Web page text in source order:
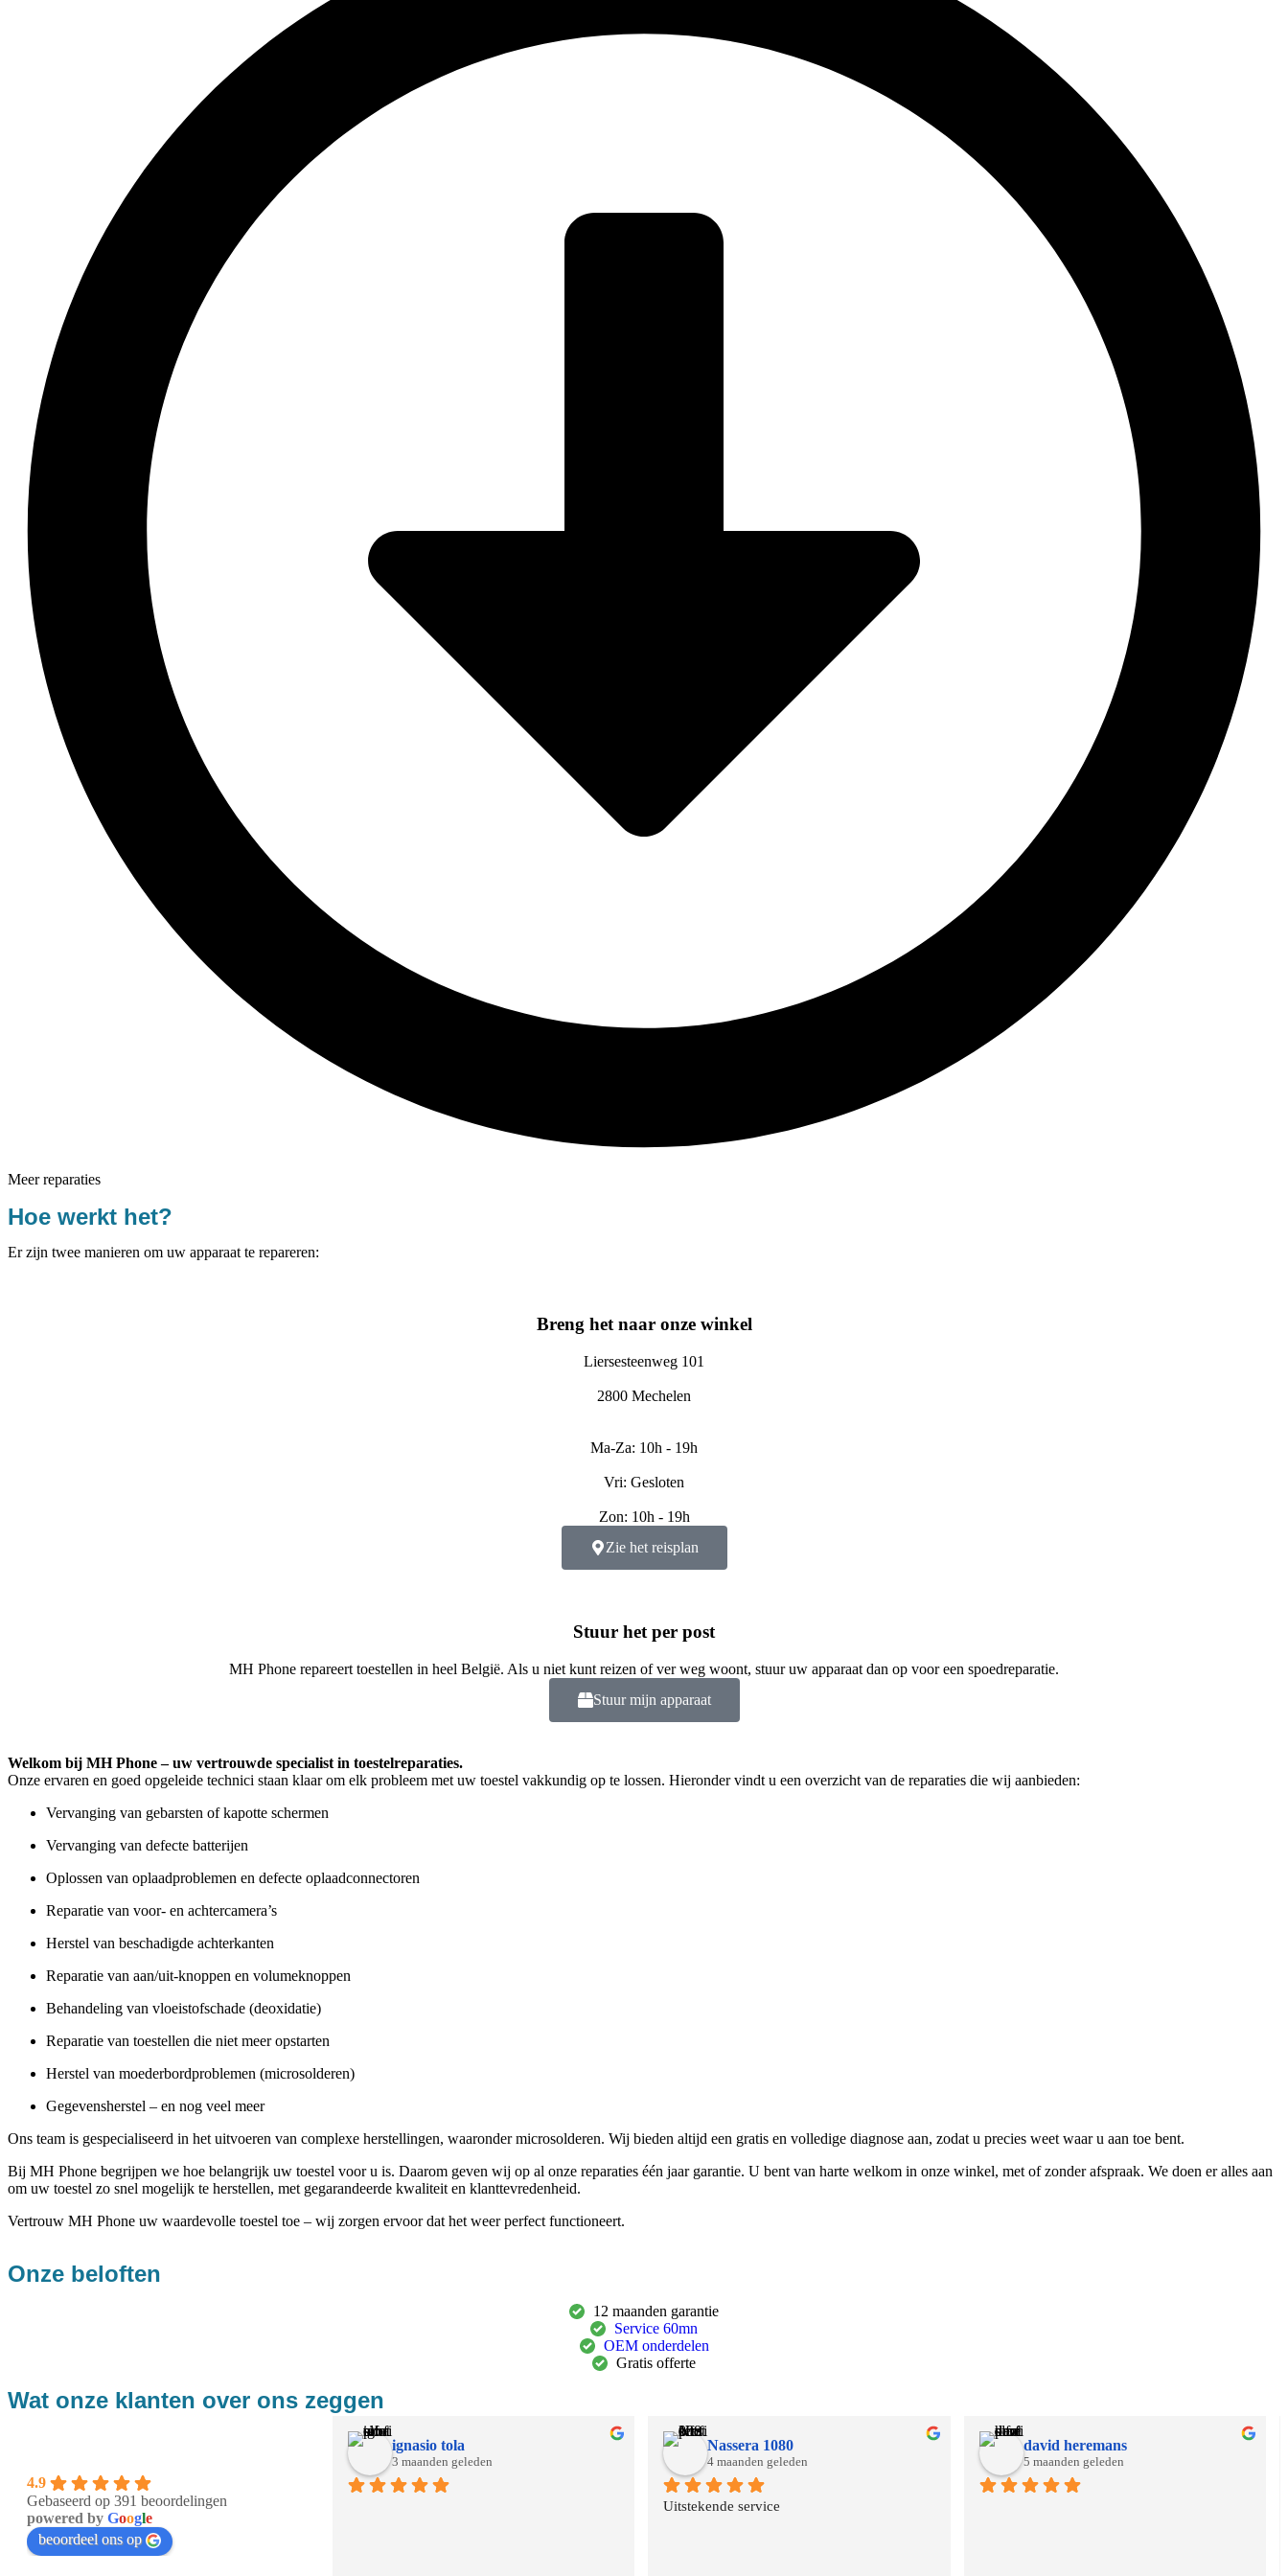
Meer reparaties
Hoe werkt het?
Er zijn twee manieren om uw apparaat te repareren:
Breng het naar onze winkel
Liersesteenweg 101
2800 Mechelen
Ma-Za: 10h - 19h
Vri: Gesloten
Zon: 10h - 19h
Zie het reisplan
Stuur het per post
MH Phone repareert toestellen in heel België. Als u niet kunt reizen of ver weg woont, stuur uw apparaat dan op voor een spoedreparatie.
Stuur mijn apparaat
Welkom bij MH Phone – uw vertrouwde specialist in toestelreparaties.
Onze ervaren en goed opgeleide technici staan klaar om elk probleem met uw toestel vakkundig op te lossen. Hieronder vindt u een overzicht van de reparaties die wij aanbieden:
Vervanging van gebarsten of kapotte schermen
Vervanging van defecte batterijen
Oplossen van oplaadproblemen en defecte oplaadconnectoren
Reparatie van voor- en achtercamera’s
Herstel van beschadigde achterkanten
Reparatie van aan/uit-knoppen en volumeknoppen
Behandeling van vloeistofschade (deoxidatie)
Reparatie van toestellen die niet meer opstarten
Herstel van moederbordproblemen (microsolderen)
Gegevensherstel – en nog veel meer
Ons team is gespecialiseerd in het uitvoeren van complexe herstellingen, waaronder microsolderen. Wij bieden altijd een gratis en volledige diagnose aan, zodat u precies weet waar u aan toe bent.
Bij MH Phone begrijpen we hoe belangrijk uw toestel voor u is. Daarom geven wij op al onze reparaties één jaar garantie. U bent van harte welkom in onze winkel, met of zonder afspraak. We doen er alles aan
om uw toestel zo snel mogelijk te herstellen, met gegarandeerde kwaliteit en klanttevredenheid.
Vertrouw MH Phone uw waardevolle toestel toe – wij zorgen ervoor dat het weer perfect functioneert.
Onze beloften
12 maanden garantie
Service 60mn
OEM onderdelen
Gratis offerte
Wat onze klanten over ons zeggen
4.9
Gebaseerd op 391 beoordelingen
powered by Google
beoordeel ons op
ignasio tola
3 maanden geleden
Nassera 1080
4 maanden geleden
Uitstekende service
david heremans
5 maanden geleden